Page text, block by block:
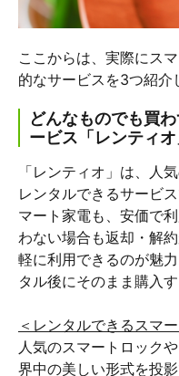
ここからは、実際にス
的なサービスを3つ紹介
どんなものでも買
ービス「レンティオ
「レンティオ」は、人
レンタルできるサービ
マート家電も、安価で
わない場合も返却・解
軽に利用できるのが魅
タル後にそのまま購入
＜レンタルできるスマ
人気のスマートロック
界中の美しい形式を投